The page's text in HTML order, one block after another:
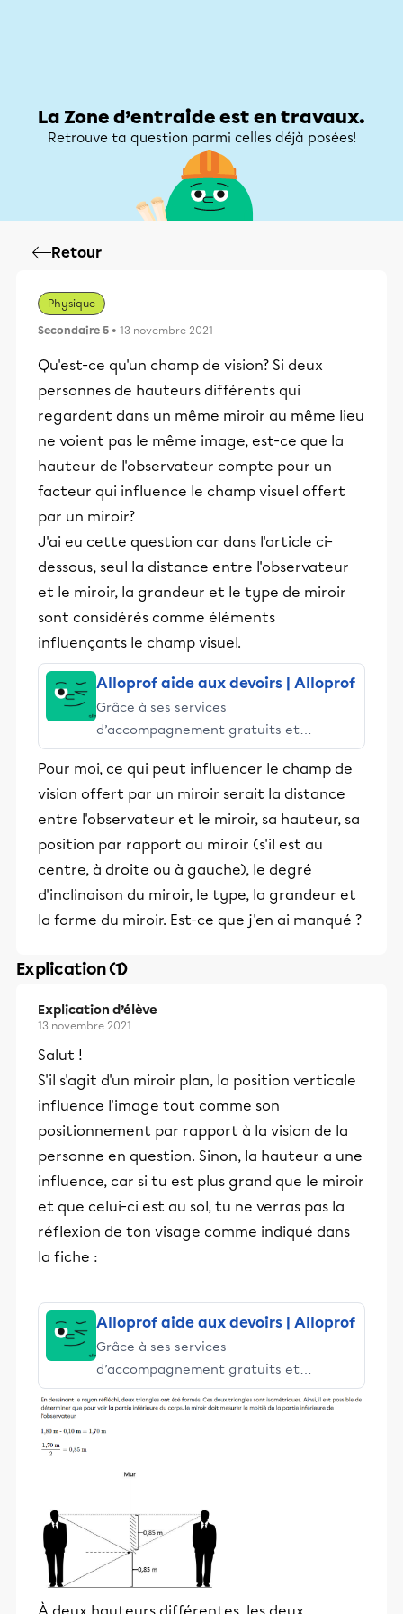
La Zone d’entraide est en travaux.
Retrouve ta question parmi celles déjà posées!
Retour
Physique
Secondaire 5 • 13 novembre 2021
Qu'est-ce qu'un champ de vision? Si deux
personnes de hauteurs différents qui
regardent dans un même miroir au même lieu
ne voient pas le même image, est-ce que la
hauteur de l'observateur compte pour un
facteur qui influence le champ visuel offert
par un miroir?
J'ai eu cette question car dans l'article ci-
dessous, seul la distance entre l'observateur
et le miroir, la grandeur et le type de miroir
sont considérés comme éléments
influençants le champ visuel.
Alloprof aide aux devoirs | Alloprof
Grâce à ses services
d’accompagnement gratuits et
stimulants, Alloprof engage les élèves
et leurs parents dans la réussite
éducative.
Pour moi, ce qui peut influencer le champ de
vision offert par un miroir serait la distance
entre l'observateur et le miroir, sa hauteur, sa
position par rapport au miroir (s'il est au
centre, à droite ou à gauche), le degré
d'inclinaison du miroir, le type, la grandeur et
la forme du miroir. Est-ce que j'en ai manqué ?
Explication (1)
Explication d’élève
13 novembre 2021
Salut !
S'il s'agit d'un miroir plan, la position verticale
influence l'image tout comme son
positionnement par rapport à la vision de la
personne en question. Sinon, la hauteur a une
influence, car si tu est plus grand que le miroir
et que celui-ci est au sol, tu ne verras pas la
réflexion de ton visage comme indiqué dans
la fiche :
Alloprof aide aux devoirs | Alloprof
Grâce à ses services
d’accompagnement gratuits et
stimulants, Alloprof engage les élèves
et leurs parents dans la réussite
éducative.